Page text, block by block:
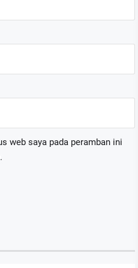
web saya pada peramban ini